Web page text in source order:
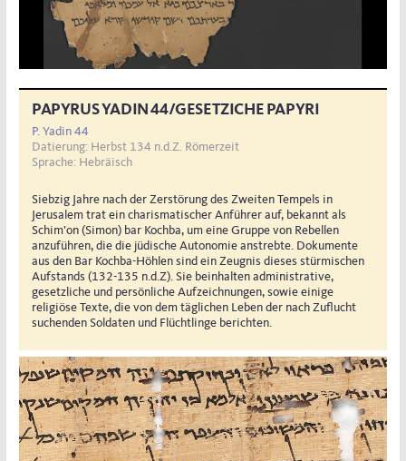
PAPYRUS YADIN 44/GESETZICHE PAPYRI
P. Yadin 44
Datierung: Herbst 134 n.d.Z. Römerzeit
Sprache: Hebräisch
Siebzig Jahre nach der Zerstörung des Zweiten Tempels in
Jerusalem trat ein charismatischer Anführer auf, bekannt als
Schim’on (Simon) bar Kochba, um eine Gruppe von Rebellen
anzuführen, die die jüdische Autonomie anstrebte. Dokumente
aus den Bar Kochba-Höhlen sind ein Zeugnis dieses stürmischen
Aufstands (132-135 n.d.Z). Sie beinhalten administrative,
gesetzliche und persönliche Aufzeichnungen, sowie einige
religiöse Texte, die von dem täglichen Leben der nach Zuflucht
suchenden Soldaten und Flüchtlinge berichten.